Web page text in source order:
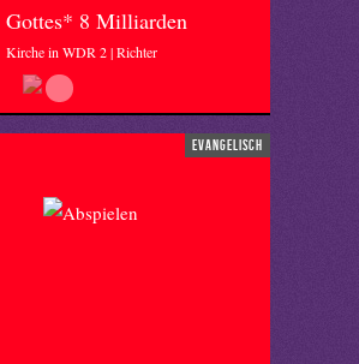
Gottes* 8 Milliarden
Kirche in WDR 2 | Richter
evangelisch